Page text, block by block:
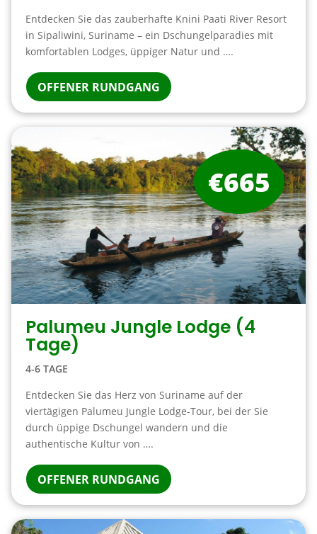
Entdecken Sie das zauberhafte Knini Paati River Resort
in Sipaliwini, Suriname – ein Dschungelparadies mit
komfortablen Lodges, üppiger Natur und ….
OFFENER RUNDGANG
Palumeu Jungle Lodge (4
Tage)
4-6 TAGE
Entdecken Sie das Herz von Suriname auf der
viertägigen Palumeu Jungle Lodge-Tour, bei der Sie
durch üppige Dschungel wandern und die
authentische Kultur von ….
OFFENER RUNDGANG
€665